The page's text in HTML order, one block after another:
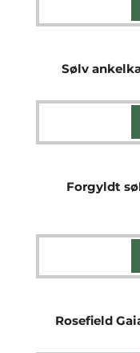
Sølv
Forgyldt
Rosefield